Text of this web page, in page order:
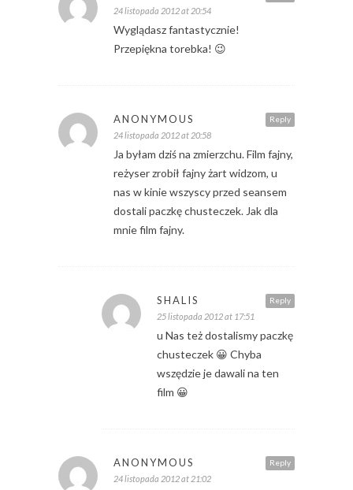
24 listopada 2012 at 20:54
Wyglądasz fantastycznie!
Przepiękna torebka! 😉
Reply
ANONYMOUS
24 listopada 2012 at 20:58
Ja byłam dziś na zmierzchu. Film fajny,
reżyser zrobił fajny żart widzom, u
nas w kinie wszyscy przed seansem
dostali paczkę chusteczek. Jak dla
mnie film fajny.
Reply
SHALIS
25 listopada 2012 at 17:51
u Nas też dostalismy paczkę
chusteczek 😀 Chyba
wszędzie je dawali na ten
film 😀
Reply
ANONYMOUS
24 listopada 2012 at 21:02